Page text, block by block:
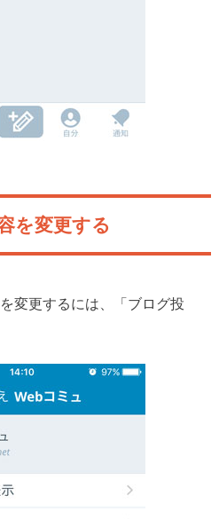
を変更する
変更するには、「ブログ投